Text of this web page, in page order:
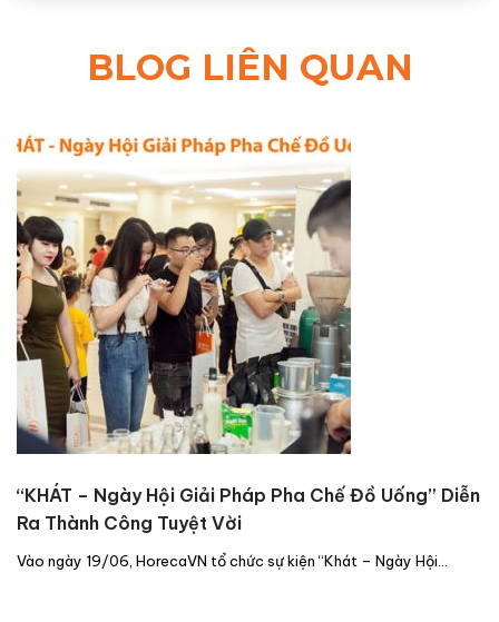
BLOG LIÊN QUAN
“KHÁT – Ngày Hội Giải Pháp Pha Chế Đồ Uống” Diễn
Ra Thành Công Tuyệt Vời
Vào ngày 19/06, HorecaVN tổ chức sự kiện “Khát – Ngày Hội…